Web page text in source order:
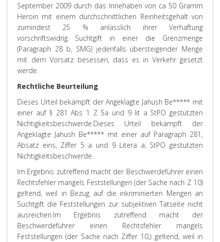
September 2009 durch das Innehaben von ca 50 Gramm
Heroin mit einem durchschnittlichen Reinheitsgehalt von
zumindest 25 % anlässlich ihrer Verhaftung
vorschriftswidrig Suchtgift in einer die Grenzmenge
(Paragraph 28 b, SMG) jedenfalls übersteigender Menge
mit dem Vorsatz besessen, dass es in Verkehr gesetzt
werde.
Rechtliche Beurteilung
Dieses Urteil bekämpft der Angeklagte Jahush Be***** mit
einer auf § 281 Abs 1 Z 5a und 9 lit a StPO gestützten
Nichtigkeitsbeschwerde.Dieses Urteil bekämpft der
Angeklagte Jahush Be***** mit einer auf Paragraph 281,
Absatz eins, Ziffer 5 a und 9 Litera a, StPO gestützten
Nichtigkeitsbeschwerde.
Im Ergebnis zutreffend macht der Beschwerdeführer einen
Rechtsfehler mangels Feststellungen (der Sache nach Z 10)
geltend, weil in Bezug auf die inkriminierten Mengen an
Suchtgift die Feststellungen zur subjektiven Tatseite nicht
ausreichen.Im Ergebnis zutreffend macht der
Beschwerdeführer einen Rechtsfehler mangels
Feststellungen (der Sache nach Ziffer 10,) geltend, weil in